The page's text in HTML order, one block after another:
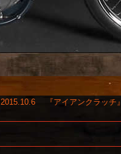
2015.10.6 『アイアンクラッチ』